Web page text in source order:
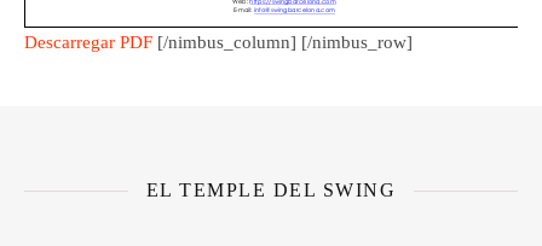
Descarregar PDF [/nimbus_column] [/nimbus_row]
EL TEMPLE DEL SWING